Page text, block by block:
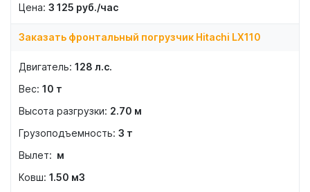
3 125 руб./час
Заказать фронтальный погрузчик Hitachi LX110
128 л.с.
10 т
2.70 м
3 т
м
1.50 м3